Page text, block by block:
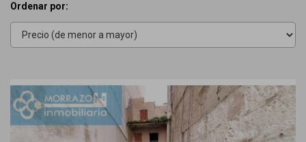
Ordenar por:
Previous Next